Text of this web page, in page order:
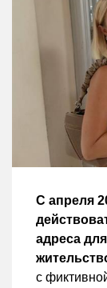
С апреля
адреса
с